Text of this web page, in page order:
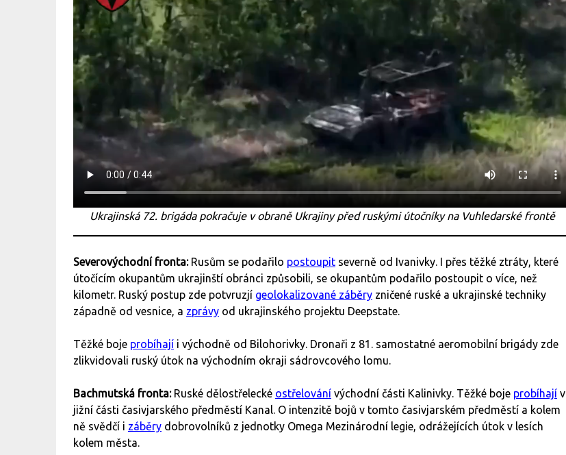
Ukrajinská 72. brigáda pokračuje v obraně Ukrajiny před ruskými útočníky na Vuhledarské frontě
Severovýchodní fronta: Rusům se podařilo postoupit severně od Ivanivky. I přes těžké ztráty, které
útočícím okupantům ukrajinští obránci způsobili, se okupantům podařilo postoupit o více, než
kilometr. Ruský postup zde potvruzjí geolokalizované záběry zničené ruské a ukrajinské techniky
západně od vesnice, a zprávy od ukrajinského projektu Deepstate.
Těžké boje probíhají i východně od Bilohorivky. Dronaři z 81. samostatné aeromobilní brigády zde
zlikvidovali ruský útok na východním okraji sádrovcového lomu.
Bachmutská fronta: Ruské dělostřelecké ostřelování východní části Kalinivky. Těžké boje probíhají v
jižní části časivjarského předměstí Kanal. O intenzitě bojů v tomto časivjarském předměstí a kolem
ně svědčí i záběry dobrovolníků z jednotky Omega Mezinárodní legie, odrážejících útok v lesích
kolem města.